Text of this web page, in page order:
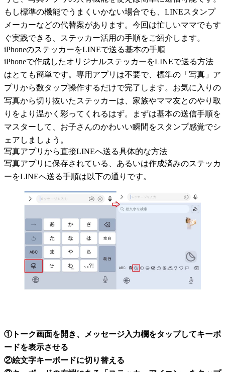
もし標準の機能でうまくいかない場合でも、LINEスタンプ
メーカーなどの代替案があります。今回は忙しいママでもす
ぐ実践できる、ステッカー活用の手順をご紹介します。
iPhoneのステッカーをLINEで送る基本の手順
iPhoneで作成したオリジナルステッカーをLINEで送る方法
はとても簡単です。専用アプリは不要で、標準の「写真」ア
プリから数タップ操作するだけで完了します。お気に入りの
写真から切り抜いたステッカーは、家族やママ友とのやり取
りをより温かく彩ってくれるはず。まずは基本の送信手順を
マスターして、お子さんのかわいい瞬間をスタンプ感覚でシ
ェアしましょう。
写真アプリから直接LINEへ送る具体的な方法
写真アプリに保存されている、あるいは作成済みのステッカ
ーをLINEへ送る手順は以下の通りです。
①トーク画面を開き、メッセージ入力欄をタップしてキーボ
ードを表示させる
②絵文字キーボードに切り替える